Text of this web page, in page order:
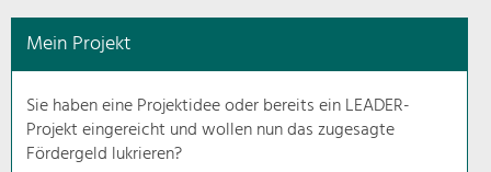
Natur- &
Landschaftsschutz
Pflege, Regulierung und
Weiterentwicklung.
Mein Projekt
Sie haben eine Projektidee oder bereits ein LEADER-
Projekt eingereicht und wollen nun das zugesagte
Fördergeld lukrieren?